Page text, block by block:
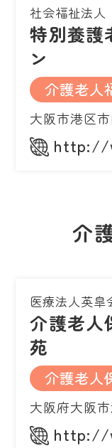
社会福祉法
特別養
ン
介護老人
大阪市港区
http://
介
医療法人英皐
介護老
苑
介護老人
大阪府大阪
http://